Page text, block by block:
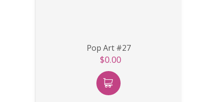
Pop Art #27
$0.00